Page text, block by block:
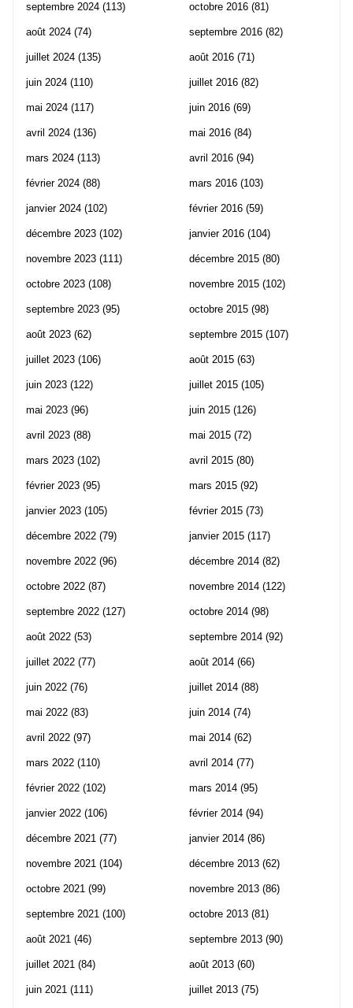
septembre 2024 (113)
août 2024 (74)
juillet 2024 (135)
juin 2024 (110)
mai 2024 (117)
avril 2024 (136)
mars 2024 (113)
février 2024 (88)
janvier 2024 (102)
décembre 2023 (102)
novembre 2023 (111)
octobre 2023 (108)
septembre 2023 (95)
août 2023 (62)
juillet 2023 (106)
juin 2023 (122)
mai 2023 (96)
avril 2023 (88)
mars 2023 (102)
février 2023 (95)
janvier 2023 (105)
décembre 2022 (79)
novembre 2022 (96)
octobre 2022 (87)
septembre 2022 (127)
août 2022 (53)
juillet 2022 (77)
juin 2022 (76)
mai 2022 (83)
avril 2022 (97)
mars 2022 (110)
février 2022 (102)
janvier 2022 (106)
décembre 2021 (77)
novembre 2021 (104)
octobre 2021 (99)
septembre 2021 (100)
août 2021 (46)
juillet 2021 (84)
juin 2021 (111)
octobre 2016 (81)
septembre 2016 (82)
août 2016 (71)
juillet 2016 (82)
juin 2016 (69)
mai 2016 (84)
avril 2016 (94)
mars 2016 (103)
février 2016 (59)
janvier 2016 (104)
décembre 2015 (80)
novembre 2015 (102)
octobre 2015 (98)
septembre 2015 (107)
août 2015 (63)
juillet 2015 (105)
juin 2015 (126)
mai 2015 (72)
avril 2015 (80)
mars 2015 (92)
février 2015 (73)
janvier 2015 (117)
décembre 2014 (82)
novembre 2014 (122)
octobre 2014 (98)
septembre 2014 (92)
août 2014 (66)
juillet 2014 (88)
juin 2014 (74)
mai 2014 (62)
avril 2014 (77)
mars 2014 (95)
février 2014 (94)
janvier 2014 (86)
décembre 2013 (62)
novembre 2013 (86)
octobre 2013 (81)
septembre 2013 (90)
août 2013 (60)
juillet 2013 (75)